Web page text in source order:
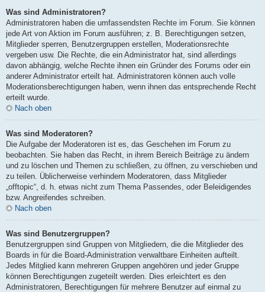
Was sind Administratoren?
Administratoren haben die umfassendsten Rechte im Forum. Sie können
jede Art von Aktion im Forum ausführen; z. B. Berechtigungen setzen,
Mitglieder sperren, Benutzergruppen erstellen, Moderationsrechte
vergeben usw. Die Rechte, die ein Administrator hat, sind allerdings
davon abhängig, welche Rechte ihnen ein Gründer des Forums oder ein
anderer Administrator erteilt hat. Administratoren können auch volle
Moderationsberechtigungen haben, wenn ihnen das entsprechende Recht
erteilt wurde.
Nach oben
Was sind Moderatoren?
Die Aufgabe der Moderatoren ist es, das Geschehen im Forum zu
beobachten. Sie haben das Recht, in ihrem Bereich Beiträge zu ändern
und zu löschen und Themen zu schließen, zu öffnen, zu verschieben und
zu teilen. Üblicherweise verhindern Moderatoren, dass Mitglieder
„offtopic“, d. h. etwas nicht zum Thema Passendes, oder Beleidigendes
bzw. Angreifendes schreiben.
Nach oben
Was sind Benutzergruppen?
Benutzergruppen sind Gruppen von Mitgliedern, die die Mitglieder des
Boards in für die Board-Administration verwaltbare Einheiten aufteilt.
Jedes Mitglied kann mehreren Gruppen angehören und jeder Gruppe
können Berechtigungen zugeteilt werden. Dies erleichtert es den
Administratoren, Berechtigungen für mehrere Benutzer auf einmal zu